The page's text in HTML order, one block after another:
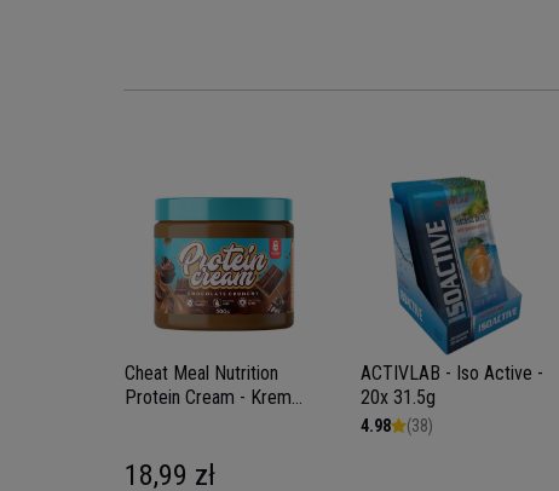
Cheat Meal Nutrition
Protein Cream - Krem
18,99 zł
ACTIVLAB - Iso Active -
20x 31.5g
4.98 (38)